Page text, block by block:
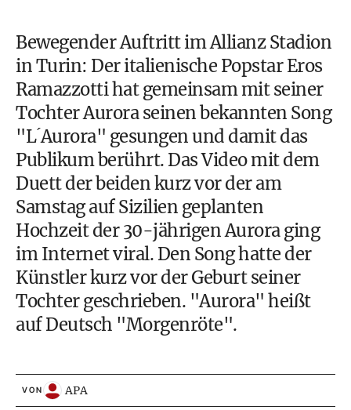
Bewegender Auftritt im Allianz Stadion
in Turin: Der italienische Popstar Eros
Ramazzotti hat gemeinsam mit seiner
Tochter Aurora seinen bekannten Song
"L ́Aurora" gesungen und damit das
Publikum berührt. Das Video mit dem
Duett der beiden kurz vor der am
Samstag auf Sizilien geplanten
Hochzeit der 30-jährigen Aurora ging
im Internet viral. Den Song hatte der
Künstler kurz vor der Geburt seiner
Tochter geschrieben. "Aurora" heißt
auf Deutsch "Morgenröte".
VON APA